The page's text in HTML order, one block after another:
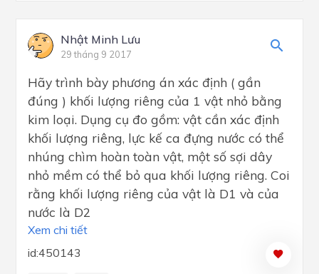
Nhật Minh Lưu
29 tháng 9 2017
Hãy trình bày phương án xác định ( gần
đúng ) khối lượng riêng của 1 vật nhỏ bằng
kim loại. Dụng cụ đo gồm: vật cần xác định
khối lượng riêng, lực kế ca đựng nước có thể
nhúng chìm hoàn toàn vật, một số sợi dây
nhỏ mềm có thể bỏ qua khối lượng riêng. Coi
rằng khối lượng riêng của vật là D1 và của
nước là D2
Xem chi tiết
id:450143